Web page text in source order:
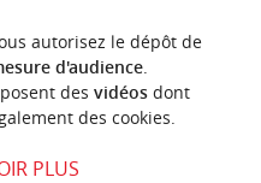
POUR VOUS
autorisez le dépôt de
d'audience.
des vidéosdont
des cookies.
PLUS